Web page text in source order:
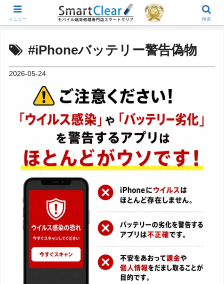
#iPhoneバッテリー警告偽物
2026-05-24
メニュー 検索